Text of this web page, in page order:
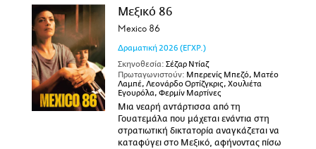
Μεξικό 86
Mexico 86
Δραματική 2026 (ΕΓΧΡ.)
Σκηνοθεσία: Σέζαρ Ντίαζ
Πρωταγωνιστούν: Μπερενίς Μπεζό, Ματέο
Λαμπέ, Λεονάρδο Ορτίζγκρις, Χουλιέτα
Εγουρόλα, Φερμίν Μαρτίνες
Μια νεαρή αντάρτισσα από τη
Γουατεμάλα που μάχεται ενάντια στη
στρατιωτική δικτατορία αναγκάζεται να
καταφύγει στο Μεξικό, αφήνοντας πίσω